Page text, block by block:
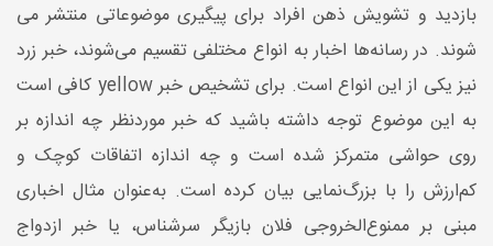
بازدید و تشویش ذهن افراد برای پیگیری موضوعاتی منتشر می
شوند. در رسانه‌ها اخبار به انواع مختلفی تقسیم می‌شوند، خبر زرد
نیز یکی از این انواع است. برای تشخیص خبر yellow کافی است
به این موضوع توجه داشته باشید که خبر موردنظر چه اندازه بر
روی حواشی متمرکز شده است و چه اندازه اتفاقات کوچک و
کم‌ارزش را با بزرگ‌نمایی بیان کرده است. به‌عنوان ‌مثال اخباری
مبنی بر ممنوع‌الخروجی فلان بازیگر سرشناس، یا خبر ازدواج